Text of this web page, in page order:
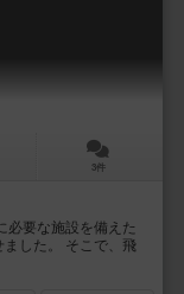
3件
必要な施設を備えた
した。 そこで、飛